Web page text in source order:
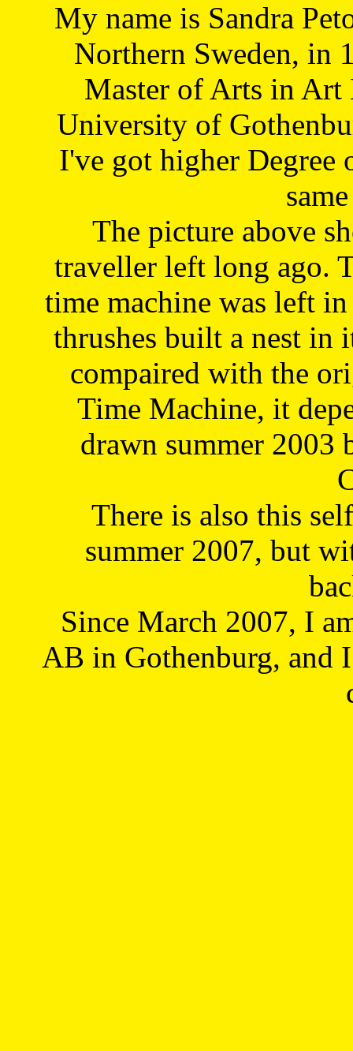
My name is Sandra
Northern Sweden, in
Master of Arts in Art
University of
I've got higher Degree
The picture above
traveller left long ago.
time machine was left
thrushes built a nest in
compaired with the
Time Machine, it
drawn summer 2003
There is also this
summer 2007, but
Since March 2007, I
AB in Gothenburg, and